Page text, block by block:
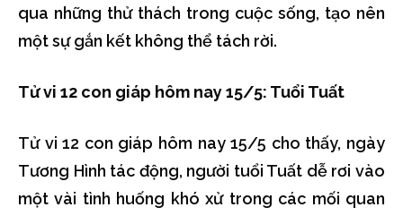
qua những thử thách trong cuộc sống, tạo nên
một sự gắn kết không thể tách rời.
Tử vi 12 con giáp hôm nay 15/5: Tuổi Tuất
Tử vi 12 con giáp hôm nay 15/5 cho thấy, ngày
Tương Hình tác động, người tuổi Tuất dễ rơi vào
một vài tình huống khó xử trong các mối quan